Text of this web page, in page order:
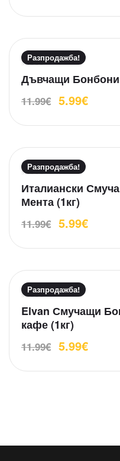
е
о
н
а
0
т
Разпродажба!
О
ц
е
е
о
н
а
0
о
5
Дъвчащи
11.99€ 5.99€
Разпродажба!
О
е
н
н
н
а
0
о
Италиански
Мента (1кг)
11.99€ 5.99€
Разпродажба!
О
е
н
н
Elvan Смучащи
кафе (1кг)
11.99€ 5.99€